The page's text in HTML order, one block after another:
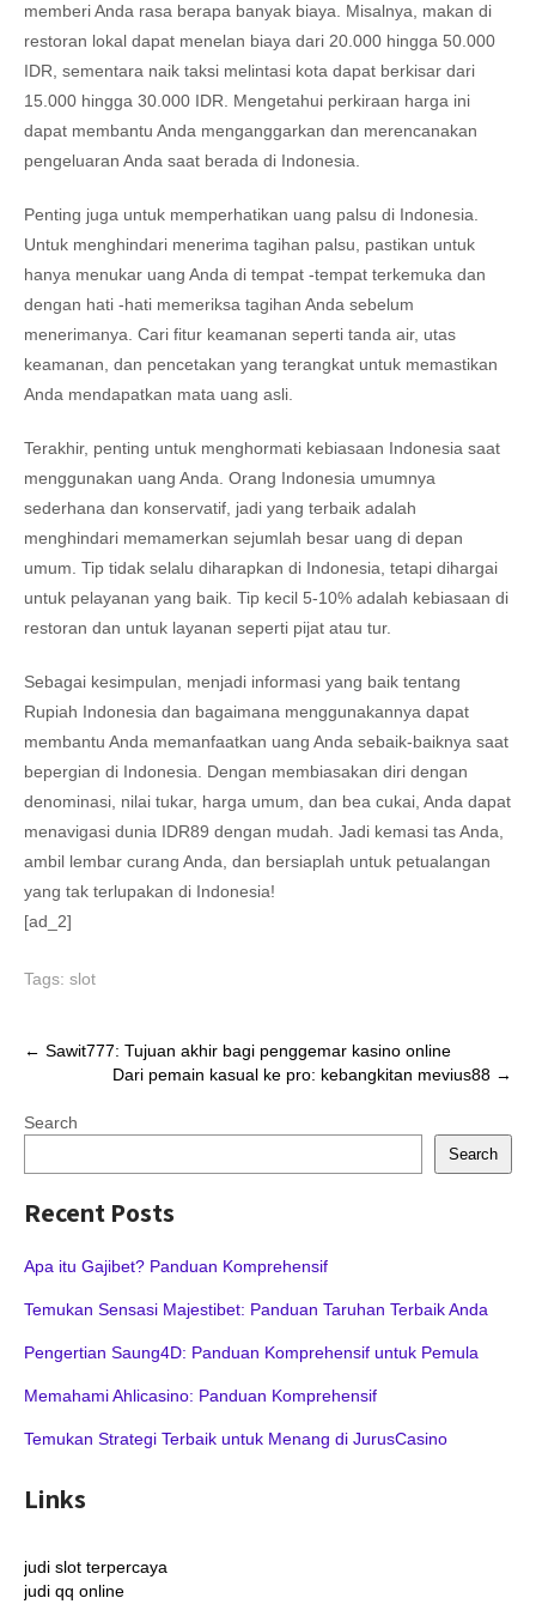
memberi Anda rasa berapa banyak biaya. Misalnya, makan di
restoran lokal dapat menelan biaya dari 20.000 hingga 50.000
IDR, sementara naik taksi melintasi kota dapat berkisar dari
15.000 hingga 30.000 IDR. Mengetahui perkiraan harga ini
dapat membantu Anda menganggarkan dan merencanakan
pengeluaran Anda saat berada di Indonesia.
Penting juga untuk memperhatikan uang palsu di Indonesia.
Untuk menghindari menerima tagihan palsu, pastikan untuk
hanya menukar uang Anda di tempat -tempat terkemuka dan
dengan hati -hati memeriksa tagihan Anda sebelum
menerimanya. Cari fitur keamanan seperti tanda air, utas
keamanan, dan pencetakan yang terangkat untuk memastikan
Anda mendapatkan mata uang asli.
Terakhir, penting untuk menghormati kebiasaan Indonesia saat
menggunakan uang Anda. Orang Indonesia umumnya
sederhana dan konservatif, jadi yang terbaik adalah
menghindari memamerkan sejumlah besar uang di depan
umum. Tip tidak selalu diharapkan di Indonesia, tetapi dihargai
untuk pelayanan yang baik. Tip kecil 5-10% adalah kebiasaan di
restoran dan untuk layanan seperti pijat atau tur.
Sebagai kesimpulan, menjadi informasi yang baik tentang
Rupiah Indonesia dan bagaimana menggunakannya dapat
membantu Anda memanfaatkan uang Anda sebaik-baiknya saat
bepergian di Indonesia. Dengan membiasakan diri dengan
denominasi, nilai tukar, harga umum, dan bea cukai, Anda dapat
menavigasi dunia IDR89 dengan mudah. Jadi kemasi tas Anda,
ambil lembar curang Anda, dan bersiaplah untuk petualangan
yang tak terlupakan di Indonesia!
[ad_2]
Tags: slot
Post
navigation
← Sawit777: Tujuan akhir bagi penggemar kasino online
Dari pemain kasual ke pro: kebangkitan mevius88 →
Search
Search
Recent Posts
Apa itu Gajibet? Panduan Komprehensif
Temukan Sensasi Majestibet: Panduan Taruhan Terbaik Anda
Pengertian Saung4D: Panduan Komprehensif untuk Pemula
Memahami Ahlicasino: Panduan Komprehensif
Temukan Strategi Terbaik untuk Menang di JurusCasino
Links
judi slot terpercaya
judi qq online